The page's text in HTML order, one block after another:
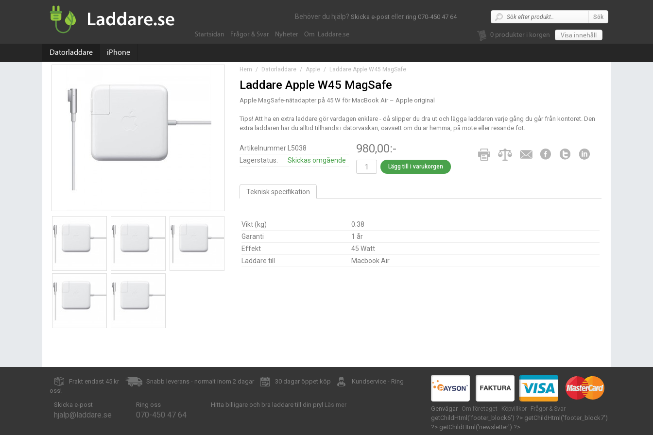
Behöver du hjälp? Skicka e-post eller ring 070-450 47 64
Startsidan Frågor & Svar Nyheter Om Laddare.se 0 produkter i korgen Visa innehåll
Sök
Datorladdare iPhone
Hem / Datorladdare / Apple / Laddare Apple W45 MagSafe
Laddare Apple W45 MagSafe
Apple MagSafe-nätadapter på 45 W för MacBook Air – Apple original
Tips! Att ha en extra laddare gör vardagen enklare - då slipper du dra ut och lägga laddaren varje gång du går från kontoret. Den
extra laddaren har du alltid tillhands i datorväskan, oavsett om du är hemma, på möte eller resande fot.
Artikelnummer
L5038
Lagerstatus:
Skickas omgående
980,00:-
Lägg till i varukorgen
Teknisk specifikation
Vikt (kg)
0.38
Garanti
1 år
Effekt
45 Watt
Laddare till
Macbook Air
Frakt endast 45 kr Snabb leverans - normalt inom 2 dagar 30 dagar öppet köp
Kundservice - Ring
oss!
Skicka e-post
hjalp@laddare.se
Ring oss
070-450 47 64
Hitta billigare och bra laddare till din pryl Läs mer Genvägar Om företaget Köpvillkor Frågor & Svar
getChildHtml('footer_block6') ?> getChildHtml('footer_block7')
?> getChildHtml('newsletter') ?>